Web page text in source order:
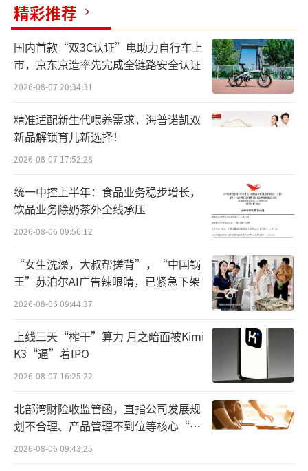
干白在酒类调整期逆势增长，这一“星星
之火”，是葡萄酒从谷底反弹的信号吗？
逆势增长与此消彼长
在北京上班的白领何晓娅（化名）是一名
资深葡萄酒爱好者。从2020年开始，她已全面
年轻人追捧白葡萄酒，并非个例。一名福
建进口酒经销商表示：“受益于年轻人对白葡
萄酒接受度提高，今年夏天公司白葡萄酒销售
不错，实现30%以上增长，在整体销售中表现
亮眼，公司为此加速了补货。” 龙亭酒庄市场
总监郭月在电话中表示，白葡萄酒一直是公司
主推品类，主攻新一线城市及长三角、珠三角
等经济发达区域，市场持续平稳增长。在电商
平台上，单款“海风莱”霞多丽曾拿下销
售“周冠军”，呈现“售罄状态”。
云酒头条综合市场调研与专家观点认为，
精彩推荐
国内首款“双3C认证”电助力自行车上
市，京东京造率先完成全链路安全认证
2026-08-07 20:34:31
精准适配新生代喂养需求，海普诺凯双
新品解锁育儿新选择！
2026-08-07 17:52:28
统一中控上半年：食品业务稳步增长，
饮品业务除奶茶外全线承压
2026-08-06 09:56:12
“女生洗澡，大叔帮搓背”，“中国锅
王”苏泊尔AI广告辣眼睛，已紧急下架
2026-08-06 09:44:37
上线三天“榨干”算力 月之暗面被Kimi
K3“逼”着IPO
2026-08-07 16:25:22
北部湾财险收监管函，直指公司发展规
划不合理、产品管理不到位等核心“痛
点”
2026-08-06 09:43:25